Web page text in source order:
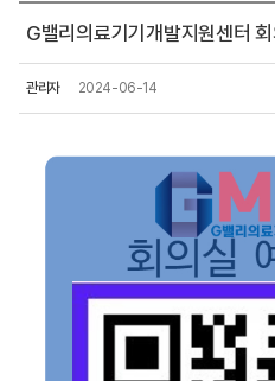
G밸리의료기기개발지원센터
관리자 2024-06-14